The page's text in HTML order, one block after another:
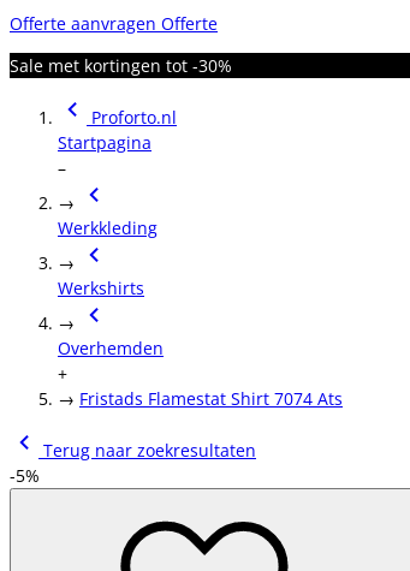
Offerte aanvragen Offerte
Sale met kortingen tot -30%
Proforto.nl
Startpagina
–
→
Werkkleding
→
Werkshirts
→
Overhemden
+
→ Fristads Flamestat Shirt 7074 Ats
Terug naar zoekresultaten
-5%